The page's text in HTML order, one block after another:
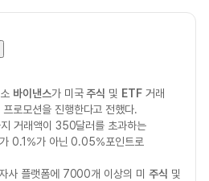
바이낸스가 미국주식 및 ETF거래
로모션을 진행한다고 전했다.
거래액이 350달러를 초과하는
가 0.1%가 아닌 0.05%포인트로
사 플랫폼에 7000개 이상의 미 주식 및